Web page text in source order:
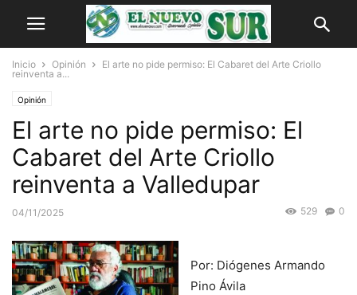
Inicio Opinión
El arte no pide permiso: El Cabaret del Arte Criollo
reinventa a...
Opinión
El arte no pide permiso: El
Cabaret del Arte Criollo
reinventa a Valledupar
04/11/2025 0
529
Por: Diógenes Armando
Pino Ávila